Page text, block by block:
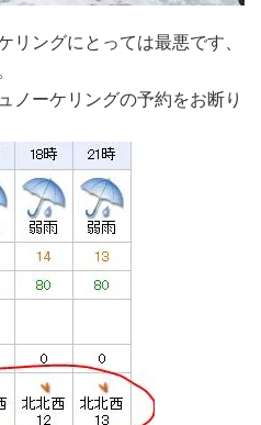
ングにとっては最悪です、
ノーケリングの予約をお断り